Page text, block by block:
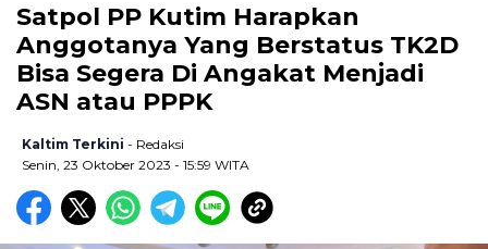
Satpol PP Kutim Harapkan
Anggotanya Yang Berstatus TK2D
Bisa Segera Di Angakat Menjadi
ASN atau PPPK
Kaltim Terkini - Redaksi
Senin, 23 Oktober 2023 - 15:59 WITA